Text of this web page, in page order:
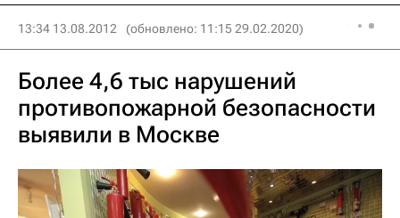
13:34 13.08.2012 (обновлено: 11:15 29.02.2020)
Более 4,6 тыс нарушений
противопожарной безопасности
выявили в Москве